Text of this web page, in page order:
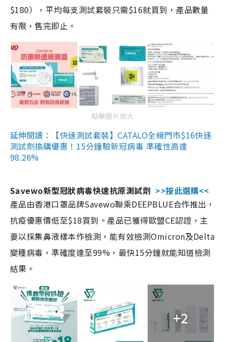
$180），平均每支測試套裝只需$16就買到，產品數量
有限，售完即止。
點擊圖片放大
延伸閱讀：【快速測試套裝】CATALO全線門市$16快速
測試劑換購優惠！15分鐘驗新冠病毒 準確性高達
98.26%
Savewo新型冠狀病毒快速抗原測試劑 >>按此選購<<
產品由香港口罩品牌Savewo聯乘DEEPBLUE合作推出，
抗疫優惠價低至$18買到。產品已獲得歐盟CE認證，主
要以採集鼻液樣本作檢測，能有效檢測Omicron及Delta
變種病毒，準確度達至99%，最快15分鐘就能知道檢測
結果。
+2